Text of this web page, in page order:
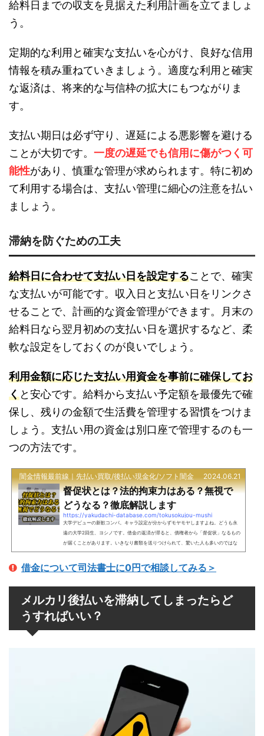
給料日までの収支を見据えた利用計画を立てましょ
う。
定期的な利用と確実な支払いを心がけ、良好な信用
情報を積み重ねていきましょう。適度な利用と確実
な返済は、将来的な与信枠の拡大にもつながりま
す。
支払い期日は必ず守り、遅延による悪影響を避ける
ことが大切です。 一度の遅延でも信用に傷がつく可
能性があり、慎重な管理が求められます。特に初め
て利用する場合は、支払い管理に細心の注意を払い
ましょう。
滞納を防ぐための工夫
給料日に合わせて支払い日を設定することで、確実
な支払いが可能です。収入日と支払い日をリンクさ
せることで、計画的な資金管理ができます。月末の
給料日なら翌月初めの支払い日を選択するなど、柔
軟な設定をしておくのが良いでしょう。
利用金額に応じた支払い用資金を事前に確保してお
くと安心です。給料から支払い予定額を最優先で確
保し、残りの金額で生活費を管理する習慣をつけま
しょう。支払い用の資金は別口座で管理するのも一
つの方法です。
闇金情報最前線｜先払い買取/後払い現金化/ソフト闇金 2024.06.21
督促状とは？法的拘束力はある？無視で
どうなる？徹底解説します
https://yakudachi-database.com/tokusokujou-mushi
大学デビューの新歓コンパ。キャラ設定が分からずモヤモヤしますよね。どうも永
遠の大学2回生、ヨシノです。借金の返済が滞ると、債権者から「督促状」なるもの
が届くことがあります。いきなり書類を送りつけられて、驚いた人も多いのではな
いでしょうか。無視したらどうなるのか、法的にはどうなのか、対処法がよく分か
らなくてモヤモヤするのが普通だと思います。今回は、督促状についてマニアック
に徹底解説していきます。督促状の意味や法的な位置づけ、無視し続けるとどうな
借金について司法書士に0円で相談してみる＞
メルカリ後払いを滞納してしまったらど
うすればいい？